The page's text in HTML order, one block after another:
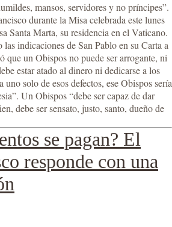
mansos, servidores y no príncipes”.
durante la Misa celebrada este lunes
Santa Marta, su residencia en el Vaticano.
indicaciones de San Pablo en su Carta a
que un Obispos no puede ser arrogante, ni
estar atado al dinero ni dedicarse a los
solo de esos defectos, ese Obispos sería
Un Obispos “debe ser capaz de dar
debe ser sensato, justo, santo, dueño de
se pagan? El
responde con una